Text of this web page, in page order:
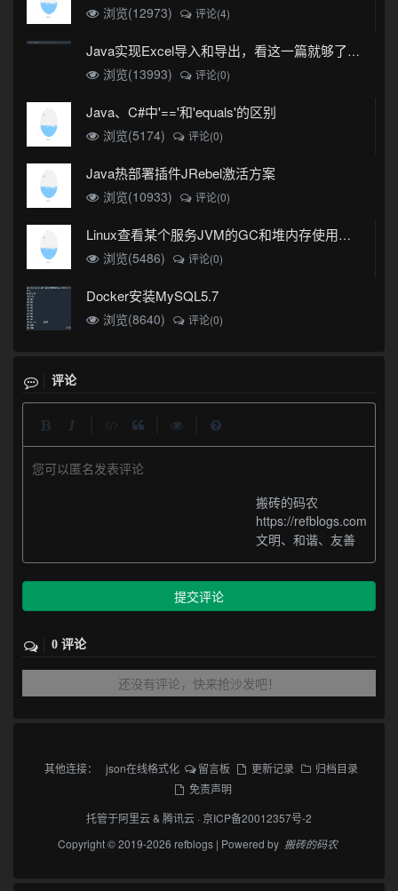
浏览(12973) 评论(4)
Java实现Excel导入和导出，看这一篇就够了(珍藏版)
浏览(13993)
评论(0)
Java、C#中'=='和'equals'的区别
浏览(5174) 评论(0)
Java热部署插件JRebel激活方案
浏览(10933) 评论(0)
Linux查看某个服务JVM的GC和堆内存使用情况
浏览(5486)
评论(0)
Docker安装MySQL5.7
浏览(8640) 评论(0)
评论
您可以匿名发表评论
搬砖的码农
https://refblogs.com
文明、和谐、友善
提交评论
0 评论
还没有评论，快来抢沙发吧！
其他连接： json在线格式化 留言板 更新记录
归档目录
免责声明
托管于阿里云& 腾讯云 ·京ICP备20012357号-2
Copyright © 2019-2026 refblogs | Powered by 搬砖的码农